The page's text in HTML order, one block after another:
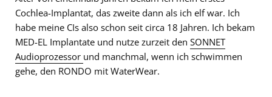
Cochlea-Implantat, das zweite dann als ich elf war. Ich
habe meine CIs also schon seit circa 18 Jahren. Ich bekam
MED-EL Implantate und nutze zurzeit den SONNET
Audioprozessor und manchmal, wenn ich schwimmen
gehe, den RONDO mit WaterWear.